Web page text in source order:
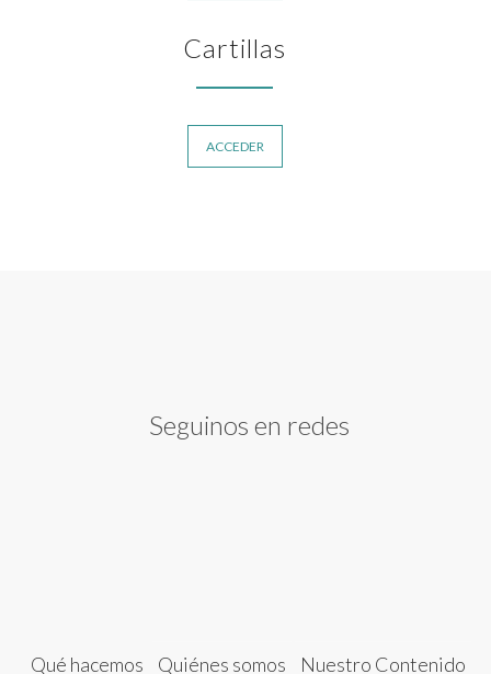
Cartillas
ACCEDER
Seguinos en redes
Qué hacemos Quiénes somos Nuestro Contenido